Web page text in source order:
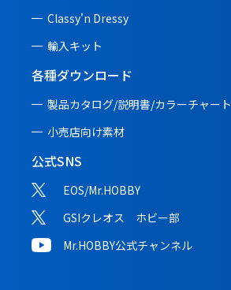
Classy'n Dressy
輸入キット
各種ダウンロード
製品カタログ/説明書/カラーチャート
小売店向け素材
公式SNS
EOS/Mr.HOBBY
GSIクレオス ホビー部
Mr.HOBBY公式チャンネル